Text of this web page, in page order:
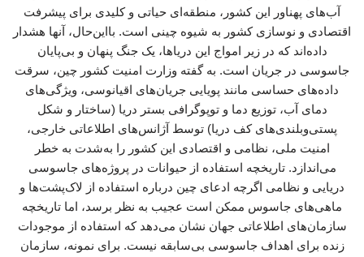
آب‌های پهناور این کشور، منطقه‌ای حیاتی و کلیدی برای پیشرفت
اقتصادی و نوسازی کشور به شیوه چینی است. بااین‌حال، آنها هشدار
داده‌اند که در زیر امواج این دریاها، یک جنگ پنهان و بی‌پایان
جاسوسی در جریان است. به گفته وزارت امنیت کشور چین، سرقت
داده‌های حساسی مانند پویایی جریان‌های اقیانوسی، ویژگی‌های
دمای آب، توزیع دما و توپوگرافی بستر دریا (ساختار و شکل
پستی‌وبلندی‌های کف دریا) توسط آژانس‌های اطلاعاتی خارجی،
امنیت ملی، نظامی و اقتصادی این کشور را به‌شدت به خطر
می‌اندازد. تاریخچه استفاده از حیوانات در پروژه‌های جاسوسی
دریایی و نظامی اگرچه ادعای چین درباره استفاده از لاک‌پشت‌ها و
ماهی‌های جاسوس ممکن است عجیب به نظر برسد، اما تاریخچه
سازمان‌های اطلاعاتی جهان نشان می‌دهد که استفاده از موجودات
زنده برای اهداف جاسوسی بی‌سابقه نیست. برای نمونه، سازمان